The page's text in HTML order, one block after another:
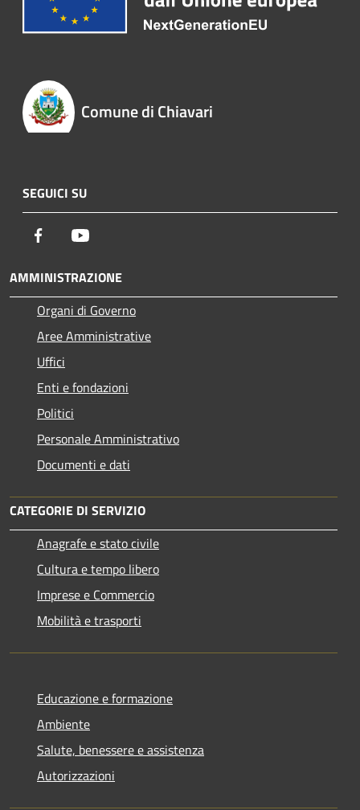
Comune di Chiavari
SEGUICI SU
Facebook
AMMINISTRAZIONE
Organi di Governo
Aree Amministrative
Uffici
Enti e fondazioni
Politici
Personale Amministrativo
Documenti e dati
CATEGORIE DI SERVIZIO
Anagrafe e stato civile
Cultura e tempo libero
Imprese e Commercio
Mobilità e trasporti
Educazione e formazione
Ambiente
Salute, benessere e assistenza
Autorizzazioni